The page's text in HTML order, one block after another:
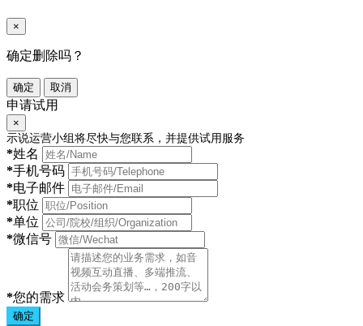
×
确定删除吗？
确定 取消
申请试用
×
示说运营小组将尽快与您联系，并提供试用服务
*姓名
*手机号码
*电子邮件
*职位
*单位
*微信号
*您的需求
确定